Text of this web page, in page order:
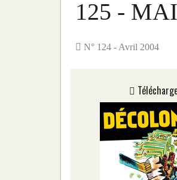
125 -
N° 124 - Avril 2004